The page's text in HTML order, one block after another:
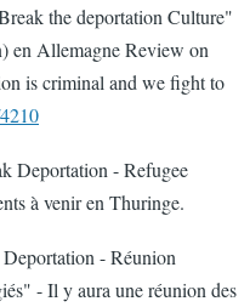
the deportation Culture"
en Allemagne Review on
is criminal and we fight to
Deportation - Refugee
à venir en Thuringe.
- Réunion
- Il y aura une réunion des